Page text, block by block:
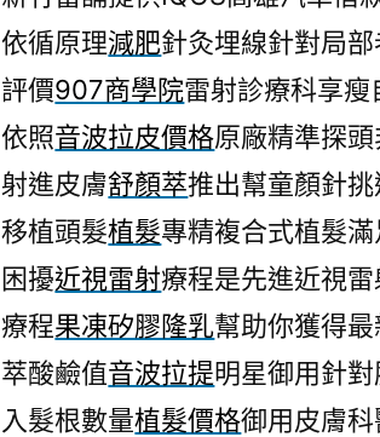
依循原理減肥針灸埋線針對局
評價907商學院雷射診療科享
依照音波拉皮價格原廠精準探
射進皮膚舒顏萃推出幫童顏針
移植頭髮植髮專精複合式植髮
困擾近視雷射療程是先進近視
療程果凍矽膠隆乳幫助你獲得
萃酸鹼值音波拉提明星御用針
入髮根數量植髮價格御用皮膚